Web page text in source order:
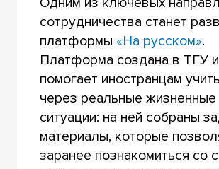
сотрудничества станет
платформы «На русском».
Платформа создана в ТГУ и
помогает иностранцам
через реальные жизненные
ситуации: на ней собраны
материалы, которые
заранее познакомиться со